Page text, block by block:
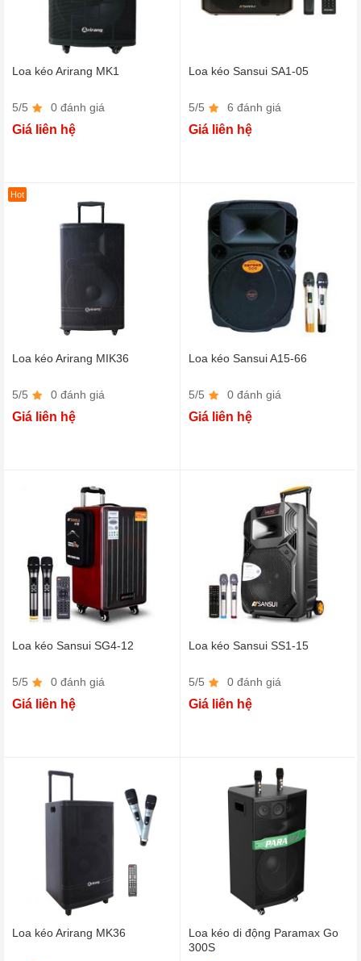
Loa kéo Arirang MK1
5/5 0 đánh giá
Giá liên hệ
Loa kéo Sansui SA1-05
5/5 6 đánh giá
Giá liên hệ
Loa kéo Arirang MIK36
5/5 0 đánh giá
Giá liên hệ
Hot
Loa kéo Sansui A15-66
5/5 0 đánh giá
Giá liên hệ
Loa kéo Sansui SG4-12
5/5 0 đánh giá
Giá liên hệ
Loa kéo Sansui SS1-15
5/5 0 đánh giá
Giá liên hệ
Loa kéo Arirang MK36
Loa kéo di động Paramax Go
300S